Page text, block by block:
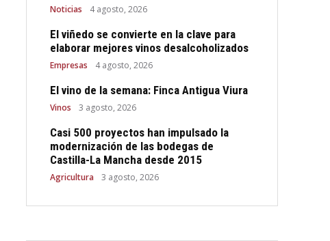
Noticias 4 agosto, 2026
El viñedo se convierte en la clave para
elaborar mejores vinos desalcoholizados
Empresas 4 agosto, 2026
El vino de la semana: Finca Antigua Viura
Vinos 3 agosto, 2026
Casi 500 proyectos han impulsado la
modernización de las bodegas de
Castilla-La Mancha desde 2015
Agricultura 3 agosto, 2026